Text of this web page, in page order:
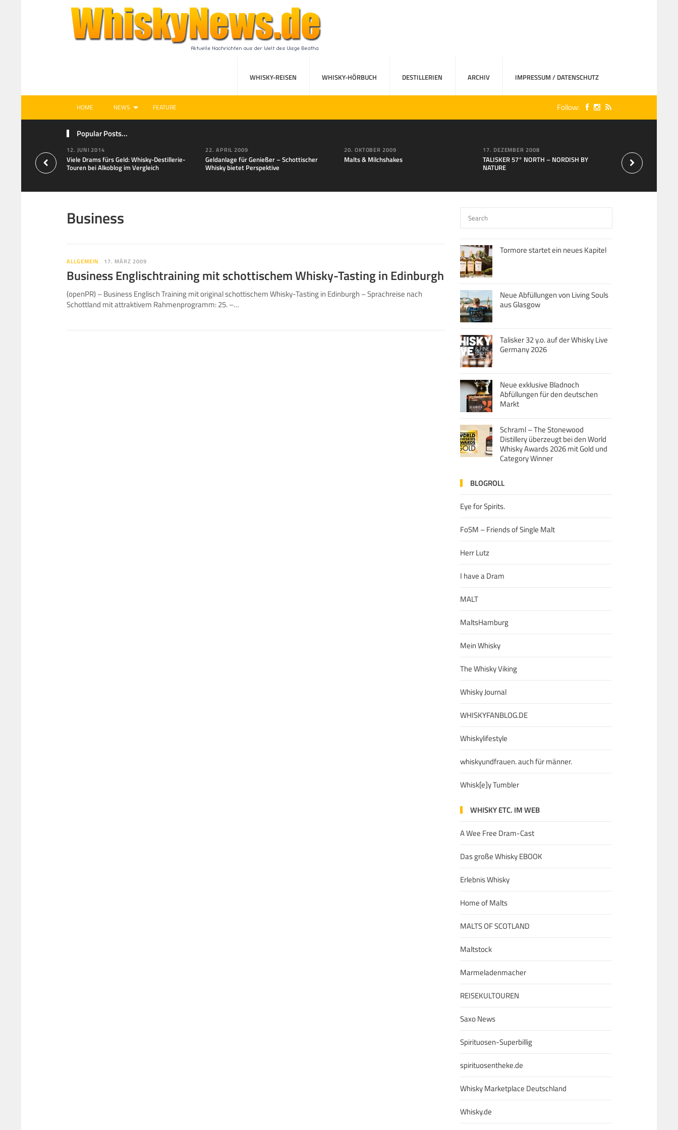
WHISKY-REISEN WHISKY-HÖRBUCH DESTILLERIEN ARCHIV IMPRESSUM / DATENSCHUTZ
HOME NEWS FEATURE Follow:
Popular Posts...
12. JUNI 2014
Viele Drams fürs Geld: Whisky-Destillerie-
Touren bei Alkoblog im Vergleich
22. APRIL 2009
Geldanlage für Genießer – Schottischer
Whisky bietet Perspektive
20. OKTOBER 2009
Malts & Milchshakes
17. DEZEMBER 2008
TALISKER 57° NORTH – NORDISH BY
NATURE
Neu bei MaxXium:
Business
ALLGEMEIN 17. MÄRZ 2009
Business Englischtraining mit schottischem Whisky-Tasting in Edinburgh
(openPR) – Business Englisch Training mit original schottischem Whisky-Tasting in Edinburgh – Sprachreise nach
Schottland mit attraktivem Rahmenprogramm: 25. –…
Tormore startet ein neues Kapitel
Neue Abfüllungen von Living Souls
aus Glasgow
Talisker 32 y.o. auf der Whisky Live
Germany 2026
Neue exklusive Bladnoch
Abfüllungen für den deutschen
Markt
Schraml – The Stonewood
Distillery überzeugt bei den World
Whisky Awards 2026 mit Gold und
Category Winner
BLOGROLL
Eye for Spirits.
FoSM – Friends of Single Malt
Herr Lutz
I have a Dram
MALT
MaltsHamburg
Mein Whisky
The Whisky Viking
Whisky Journal
WHISKYFANBLOG.DE
Whiskylifestyle
whiskyundfrauen. auch für männer.
Whisk[e]y Tumbler
WHISKY ETC. IM WEB
A Wee Free Dram-Cast
Das große Whisky EBOOK
Erlebnis Whisky
Home of Malts
MALTS OF SCOTLAND
Maltstock
Marmeladenmacher
REISEKULTOUREN
Saxo News
Spirituosen-Superbillig
spirituosentheke.de
Whisky Marketplace Deutschland
Whisky.de